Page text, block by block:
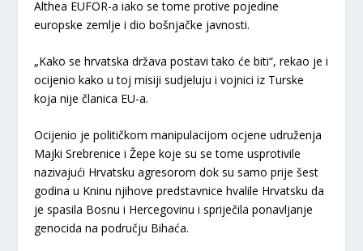
Althea EUFOR-a iako se tome protive pojedine
europske zemlje i dio bošnjačke javnosti.
„Kako se hrvatska država postavi tako će biti“, rekao je i
ocijenio kako u toj misiji sudjeluju i vojnici iz Turske
koja nije članica EU-a.
Ocijenio je političkom manipulacijom ocjene udruženja
Majki Srebrenice i Žepe koje su se tome usprotivile
nazivajući Hrvatsku agresorom dok su samo prije šest
godina u Kninu njihove predstavnice hvalile Hrvatsku da
je spasila Bosnu i Hercegovinu i spriječila ponavljanje
genocida na području Bihaća.